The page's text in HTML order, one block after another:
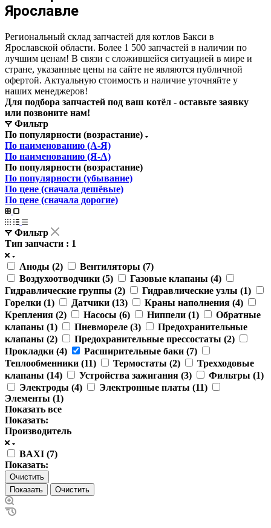
Ярославле
Региональный склад запчастей для котлов Бакси в
Ярославской области. Более 1 500 запчастей в наличии по
лучшим ценам! В связи с сложившейся ситуацией в мире и
стране, указанные цены на сайте не являются публичной
офертой. Актуальную стоимость и наличие уточняйте у
наших менеджеров!
Для подбора запчастей под ваш котёл - оставьте заявку
или позвоните нам!
Фильтр
По популярности (возрастание)
По наименованию (А-Я)
По наименованию (Я-А)
По популярности (возрастание)
По популярности (убывание)
По цене (сначала дешёвые)
По цене (сначала дорогие)
Фильтр
Тип запчасти : 1
Аноды (2) Вентиляторы (7)
Воздухоотводчики (5) Газовые клапаны (4)
Гидравлические группы (2) Гидравлические узлы (1)
Горелки (1) Датчики (13) Краны наполнения (4)
Крепления (2) Насосы (6) Ниппели (1)
Обратные
клапаны (1) Пневмореле (3)
Предохранительные
клапаны (2) Предохранительные прессостаты (2)
Прокладки (4) Расширительные баки (7)
Теплообменники (11) Термостаты (2)
Трехходовые
клапаны (14) Устройства зажигания (3) Фильтры (1)
Электроды (4) Электронные платы (11)
Элементы (1)
Показать все
Показать:
Производитель
BAXI (7)
Показать:
Очистить
Очистить